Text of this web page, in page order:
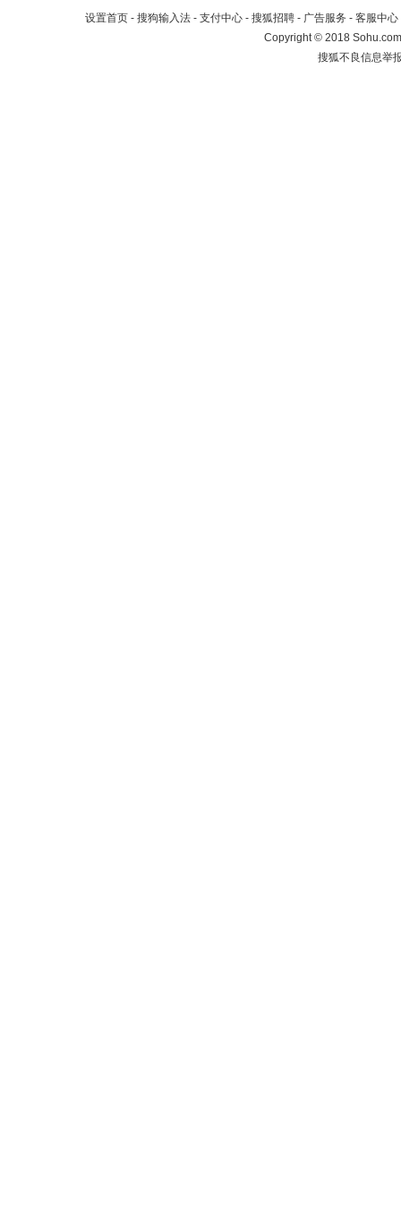
设置首页 - 搜狗输入法 - 支付中心 - 搜狐招聘 - 广告服务 - 客服中心
Copyright©2018
搜狐不良信息举